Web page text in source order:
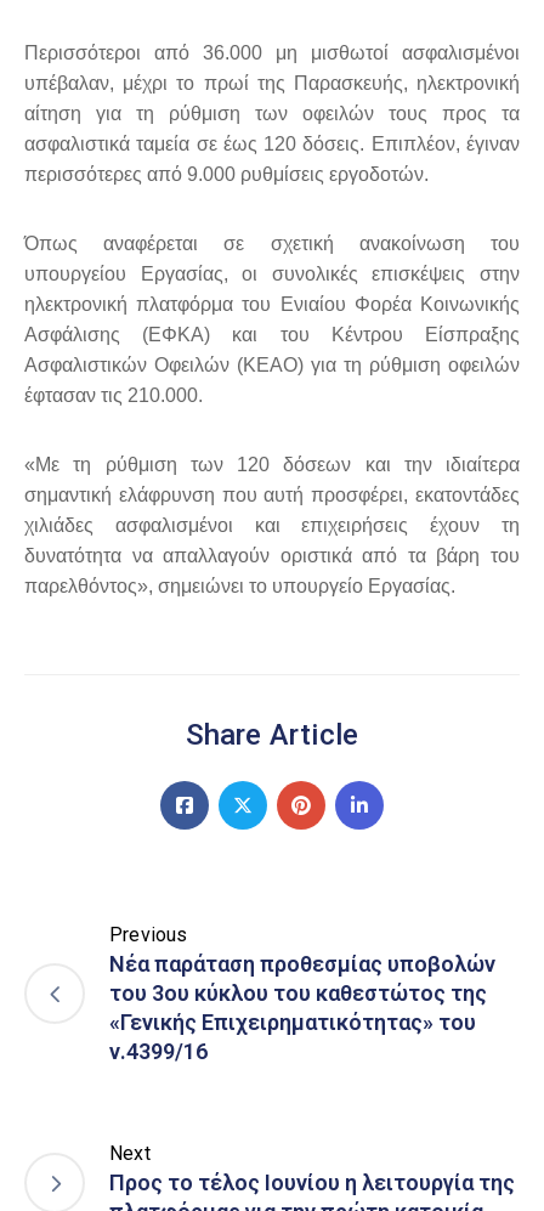
Περισσότεροι από 36.000 μη μισθωτοί ασφαλισμένοι
υπέβαλαν, μέχρι το πρωί της Παρασκευής, ηλεκτρονική
αίτηση για τη ρύθμιση των οφειλών τους προς τα
ασφαλιστικά ταμεία σε έως 120 δόσεις. Επιπλέον, έγιναν
περισσότερες από 9.000 ρυθμίσεις εργοδοτών.
Όπως αναφέρεται σε σχετική ανακοίνωση του
υπουργείου Εργασίας, οι συνολικές επισκέψεις στην
ηλεκτρονική πλατφόρμα του Ενιαίου Φορέα Κοινωνικής
Ασφάλισης (ΕΦΚΑ) και του Κέντρου Είσπραξης
Ασφαλιστικών Οφειλών (ΚΕΑΟ) για τη ρύθμιση οφειλών
έφτασαν τις 210.000.
«Με τη ρύθμιση των 120 δόσεων και την ιδιαίτερα
σημαντική ελάφρυνση που αυτή προσφέρει, εκατοντάδες
χιλιάδες ασφαλισμένοι και επιχειρήσεις έχουν τη
δυνατότητα να απαλλαγούν οριστικά από τα βάρη του
παρελθόντος», σημειώνει το υπουργείο Εργασίας.
Share Article
Previous
Νέα παράταση προθεσμίας υποβολών
του 3ου κύκλου του καθεστώτος της
«Γενικής Επιχειρηματικότητας» του
ν.4399/16
Next
Προς το τέλος Ιουνίου η λειτουργία της